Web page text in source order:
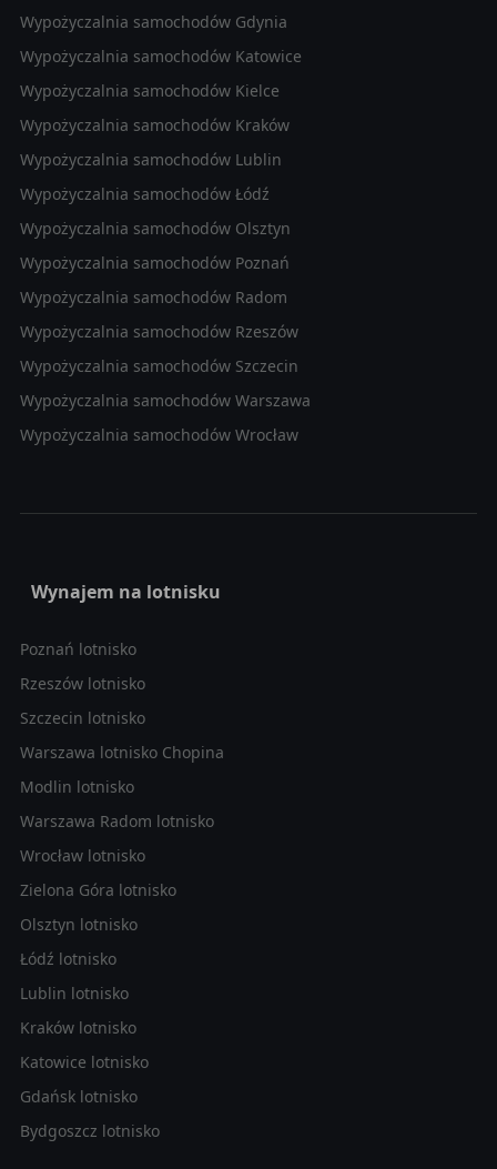
Wypożyczalnia samochodów Gdynia
Wypożyczalnia samochodów Katowice
Wypożyczalnia samochodów Kielce
Wypożyczalnia samochodów Kraków
Wypożyczalnia samochodów Lublin
Wypożyczalnia samochodów Łódź
Wypożyczalnia samochodów Olsztyn
Wypożyczalnia samochodów Poznań
Wypożyczalnia samochodów Radom
Wypożyczalnia samochodów Rzeszów
Wypożyczalnia samochodów Szczecin
Wypożyczalnia samochodów Warszawa
Wypożyczalnia samochodów Wrocław
Wynajem na lotnisku
Poznań lotnisko
Rzeszów lotnisko
Szczecin lotnisko
Warszawa lotnisko Chopina
Modlin lotnisko
Warszawa Radom lotnisko
Wrocław lotnisko
Zielona Góra lotnisko
Olsztyn lotnisko
Łódź lotnisko
Lublin lotnisko
Kraków lotnisko
Katowice lotnisko
Gdańsk lotnisko
Bydgoszcz lotnisko